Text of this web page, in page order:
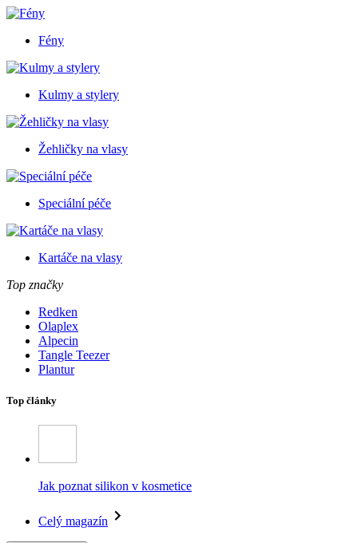
Fény
Kulmy a stylery
Žehličky na vlasy
Speciální péče
Kartáče na vlasy
Top značky
Redken
Olaplex
Alpecin
Tangle Teezer
Plantur
Top články
Jak poznat silikon v kosmetice
Celý magazín